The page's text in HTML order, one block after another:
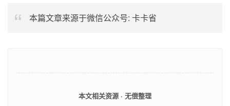
本篇文章来源于微信公众号: 卡卡省
本文相关资源 · 无偿整理